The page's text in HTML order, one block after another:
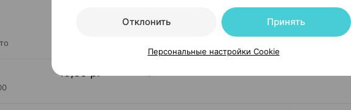
уточняйте обновл. в 20:06
19,59 р.
Отклонить Принять
Персональные настройки Cookie